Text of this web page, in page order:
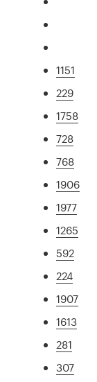
1151
229
1758
728
768
1906
1977
1265
592
224
1907
1613
281
307